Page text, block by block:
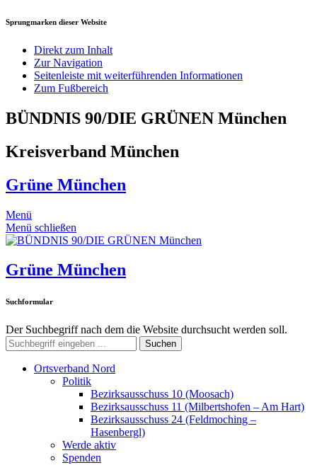
Sprungmarken dieser Website
Direkt zum Inhalt
Zur Navigation
Seitenleiste mit weiterführenden Informationen
Zum Fußbereich
BÜNDNIS 90/DIE GRÜNEN München
Kreisverband München
Grüne München
Menü
Menü schließen
Grüne München
Suchformular
Der Suchbegriff nach dem die Website durchsucht werden soll.
Suchen
Ortsverband Nord
Politik
Bezirksausschuss 10 (Moosach)
Bezirksausschuss 11 (Milbertshofen – Am Hart)
Bezirksausschuss 24 (Feldmoching –
Hasenbergl)
Werde aktiv
Spenden